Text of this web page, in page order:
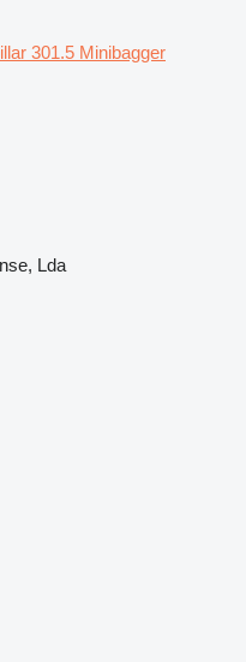
301.5 Minibagger
Lda